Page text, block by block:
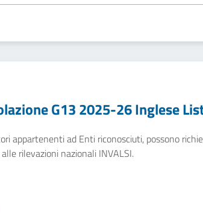
G13 2025-26 Inglese
appartenenti ad Enti riconosciuti, possono
rilevazioni nazionali INVALSI.